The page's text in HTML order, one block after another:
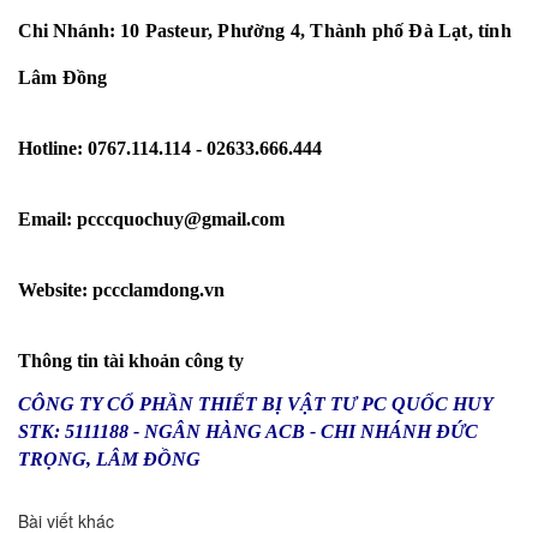
Chi Nhánh: 10 Pasteur, Phường 4, Thành phố Đà Lạt, tỉnh
Lâm Đồng
Hotline: 0767.114.114 - 02633.666.444
Email: pcccquochuy@gmail.com
Website: pccclamdong.vn
Thông tin tài khoản công ty
CÔNG TY CỔ PHẦN THIẾT BỊ VẬT TƯ PC QUỐC HUY
STK: 5111188 - NGÂN HÀNG ACB - CHI NHÁNH ĐỨC
TRỌNG, LÂM ĐỒNG
Bài viết khác